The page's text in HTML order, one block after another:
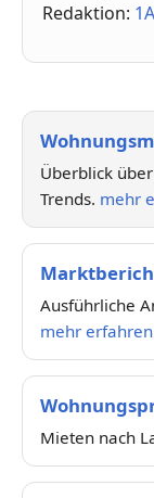
Redaktion:
Überblick
Trends. mehr
Ausführliche
mehr erfahren
Mieten nach